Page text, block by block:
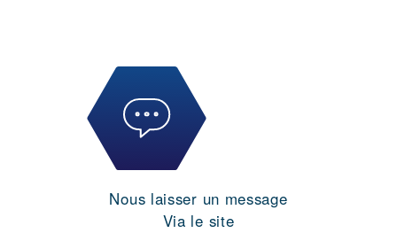
Nous laisser un message
Via le site